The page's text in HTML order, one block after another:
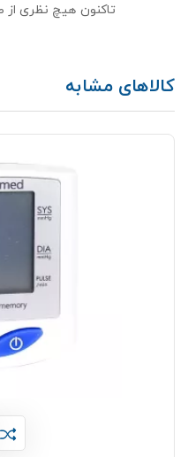
تاکنون هیچ نظری از
کالاهای مشابه